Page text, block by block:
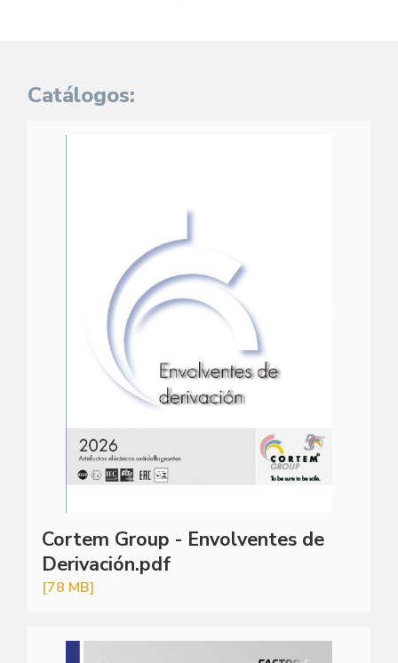
Catálogos:
Cortem Group - Envolventes de
Derivación.pdf
[78 MB]